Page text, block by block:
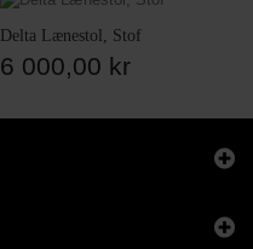
Delta Lænestol, Stof
6 000,00 kr